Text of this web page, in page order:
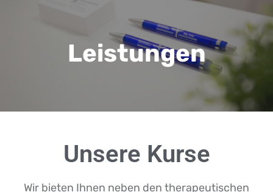
Leistungen
Unsere Kurse
Wir bieten Ihnen neben den therapeutischen